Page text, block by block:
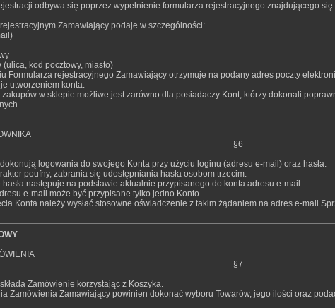
odbywa się poprzez wypełnienie formularza rejestracyjnego znajdującego
Zamawiający podaje w szczególności:
(ulica, kod pocztowy, miasto)
Formularza rejestracyjnego Zamawiający otrzymuje na podany adres poczty
utworzeniem konta.
w sklepie możliwe jest zarówno dla posiadaczy Kont, którzy dokonali
§6
logowania do swojego Konta przy użyciu loginu (adresu e-mail) oraz hasła.
poufny, zabrania się udostępniania hasła osobom trzecim.
hasła następuje na podstawie aktualnie przypisanego do konta adresu e-mail.
e-mail może być przypisane tylko jedno Konto.
Konta należy wysłać stosowne oświadczenie z takim żądaniem na adres e-mail
§7
Zamówienie korzystając z Koszyka.
Zamówienia Zamawiający powinien dokonać wyboru Towarów, jego ilości oraz